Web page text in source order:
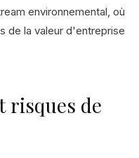
environnemental, où
de la valeur d'entreprise
risques de